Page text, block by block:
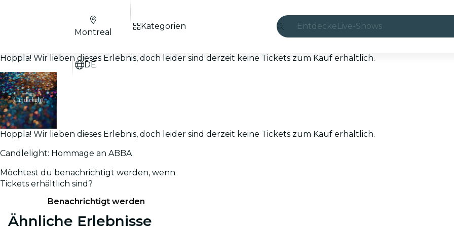
EntdeckeLive-Shows
São Paulo
Montreal
DE
Kategorien
Hoppla! Wir lieben dieses Erlebnis, doch leider sind derzeit keine Tickets zum Kauf erhältlich.
Hoppla! Wir lieben dieses Erlebnis, doch leider sind derzeit keine Tickets zum Kauf erhältlich.
Candlelight: Hommage an ABBA
Möchtest du benachrichtigt werden, wenn
Tickets erhältlich sind?
Benachrichtigt werden
Ähnliche Erlebnisse